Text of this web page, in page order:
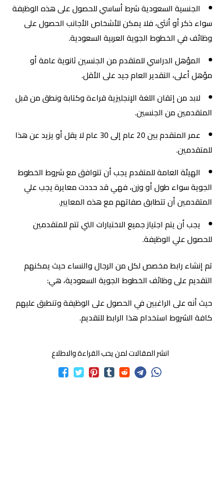
الجنسية السعودية شرط أساسي للحصول على هذه الوظيفة
سواء ذكر أو أنثى، فلا يمكن للأشخاص الأجانب الحصول على
وظائف في الخطوط الجوية العربية السعودية.
المؤهل الدراسي للمتقدم من الجنسين ثانوية عامة أو
مؤهل أعلى، التقدير العام جيد على الأقل.
لابد من إتقان اللغة الإنجليزية قراءة وكتابة ونطق من قبل
المتقدمين من الجنسين.
عمر المتقدم بين 20 عام إلى 30 عام لا يقل أو يزيد عن هذا
للمتقدمين.
الهيئة العامة للمتقدم يجب أن تتوافق مع شروط الخطوط
الجوية سواء طول أو وزن، فهي قد حددت معايرة يجب علي
المتقدمين أن تتطابق صفاتهم مع هذه المعايير.
يجب أن يتم اجتياز جميع الاختبارات التي تتم للمتقدمين
للحصول علي الوظيفة.
تم إنشاء رابط مخصص لكل من الرجال والنساء حيث يمكنهم
التقديم على وظائف الخطوط الجوية السعودية، هي:
حيث أنه على الراغبين في الحصول على الوظيفة وتنطبق عليهم
كافة الشروط استخدام هذا الرابط للتقديم.
انشر المقالات لمن يحب القراءة والاطلاع